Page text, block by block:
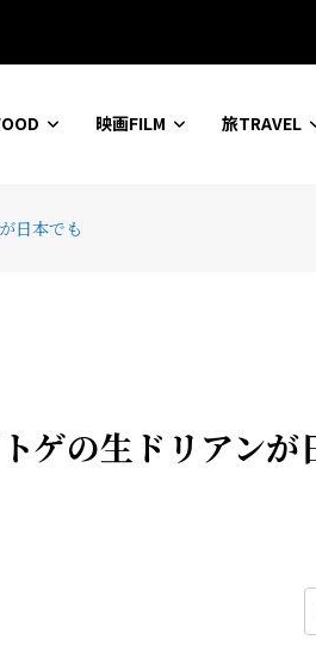
映画FILM 旅TRAVEL
日本でも
ゲの生ドリアンが